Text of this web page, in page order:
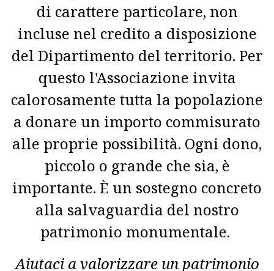
di carattere particolare, non
incluse nel credito a disposizione
del Dipartimento del territorio. Per
questo l'Associazione invita
calorosamente tutta la popolazione
a donare un importo commisurato
alle proprie possibilità. Ogni dono,
piccolo o grande che sia, è
importante. È un sostegno concreto
alla salvaguardia del nostro
patrimonio monumentale.
Aiutaci a valorizzare un patrimonio